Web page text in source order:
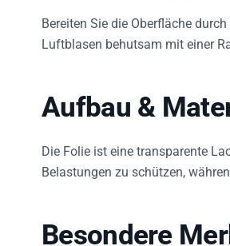
Bereiten Sie die Oberfläche
Luftblasen behutsam mit einer
Aufbau &
Die Folie ist eine transparente
Belastungen zu schützen,
Besondere